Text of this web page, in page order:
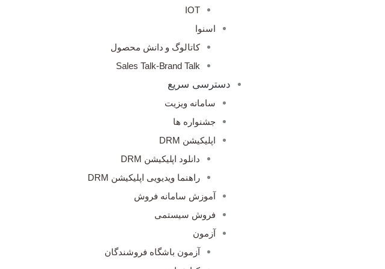
IOT
اسنوا
کاتالوگ و دانش محصول
Sales Talk-Brand Talk
دسترسی سریع
سامانه ویزیت
جشنواره ها
اپلیکیشن DRM
دانلود اپلیکیشن DRM
راهنما ویدیویی اپلیکیشن DRM
آموزش سامانه فروش
فروش سیستمی
آزمون
آزمون باشگاه فروشندگان